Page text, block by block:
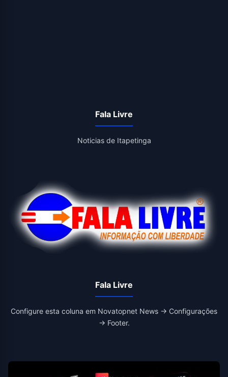
Fala Livre
Noticias de Itapetinga
Fala Livre
Configure esta coluna em Novatopnet News → Configurações
→ Footer.